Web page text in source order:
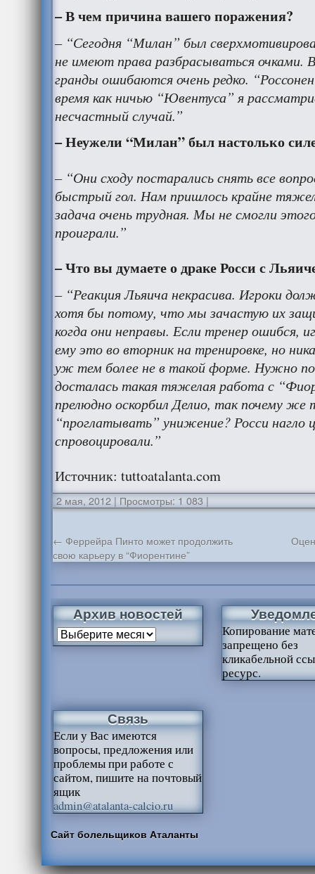
– В чем причина вашего поражения?
– “Сегодня “Милан” был
не имеют права разбрасываться очками.
гранды ошибаются очень редко.
время как ничью “Ювентуса” я
несчастный случай.”
– Неужели “Милан” был настолько
– “Они сходу постарались снять все
быстрый гол. Нам пришлось крайне
задача очень трудная. Мы не смогли
проиграли.”
– Что вы думаете о драке Росси с
– “Реакция Льяича некрасива. Игроки
хотя бы потому, что мы зачастую их
когда они неправы. Если тренер ошибся,
ему это во вторник на тренировке, но
уж тем более не в такой форме. Нужно
досталась такая тяжелая работа с
прелюдно оскорбил Делио, так почему же
“проглатывать” унижение? Росси нагло
спровоцировали.”
Источник: tuttoatalanta.com
2 мая, 2012 | Просмотры: 1 083 |
← Феррейра Пинто может продолжить
свою карьеру в “Фиорентине”
Архив новостей
Копирование
запрещено без
кликабельной
ресурс.
Связь
Если у Вас имеются
вопросы, предложения или
проблемы при работе с
сайтом, пишите на почтовый
ящик
admin@atalanta-calcio.ru
Сайт болельщиков Аталанты